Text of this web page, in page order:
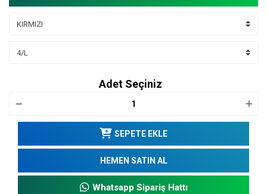
Adet Seçiniz
SEPETE EKLE
HEMEN SATIN AL
Whatsapp Sipariş Hattı